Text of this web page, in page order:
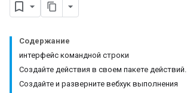
Содержание
интерфейс командной строки
Создайте действия в своем пакете действий.
Создайте и разверните вебхук выполнения